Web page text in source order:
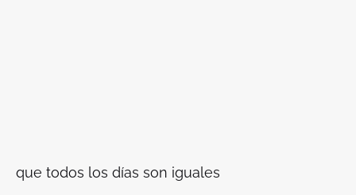
que todos los días son iguales